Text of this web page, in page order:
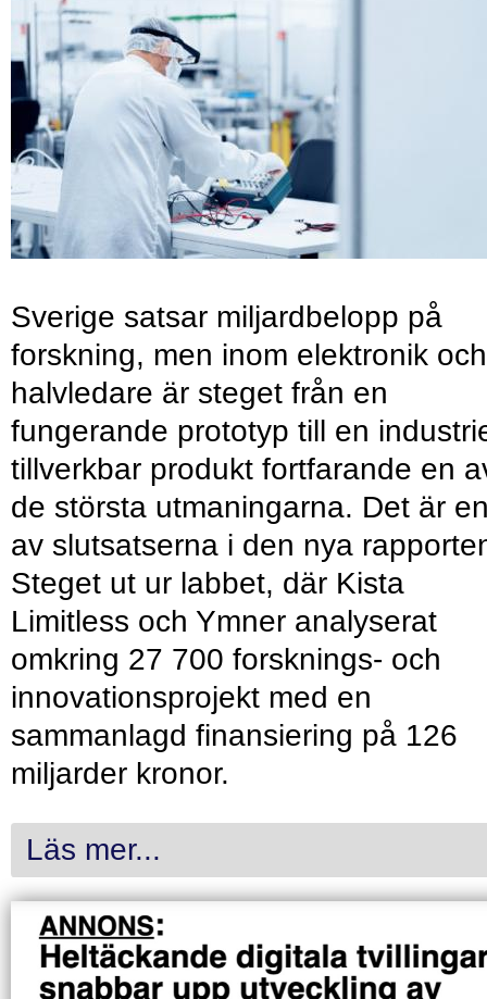
Sverige satsar miljardbelopp på
forskning, men inom elektronik och
halvledare är steget från en
fungerande prototyp till en
tillverkbar produkt fortfarande en
de största utmaningarna. Det är
av slutsatserna i den nya
Steget ut ur labbet, där Kista
Limitless och Ymner analyserat
omkring 27 700 forsknings- och
innovationsprojekt med en
sammanlagd finansiering på 126
miljarder kronor.
Läs mer...